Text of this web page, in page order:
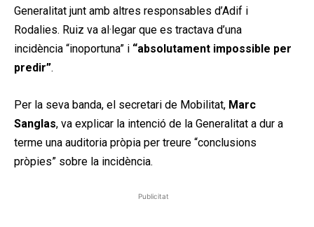
Generalitat junt amb altres responsables d’Adif i
Rodalies. Ruiz va al·legar que es tractava d’una
incidència “inoportuna” i “absolutament impossible per
predir”.
Per la seva banda, el secretari de Mobilitat, Marc
Sanglas, va explicar la intenció de la Generalitat a dur a
terme una auditoria pròpia per treure “conclusions
pròpies” sobre la incidència.
Publicitat